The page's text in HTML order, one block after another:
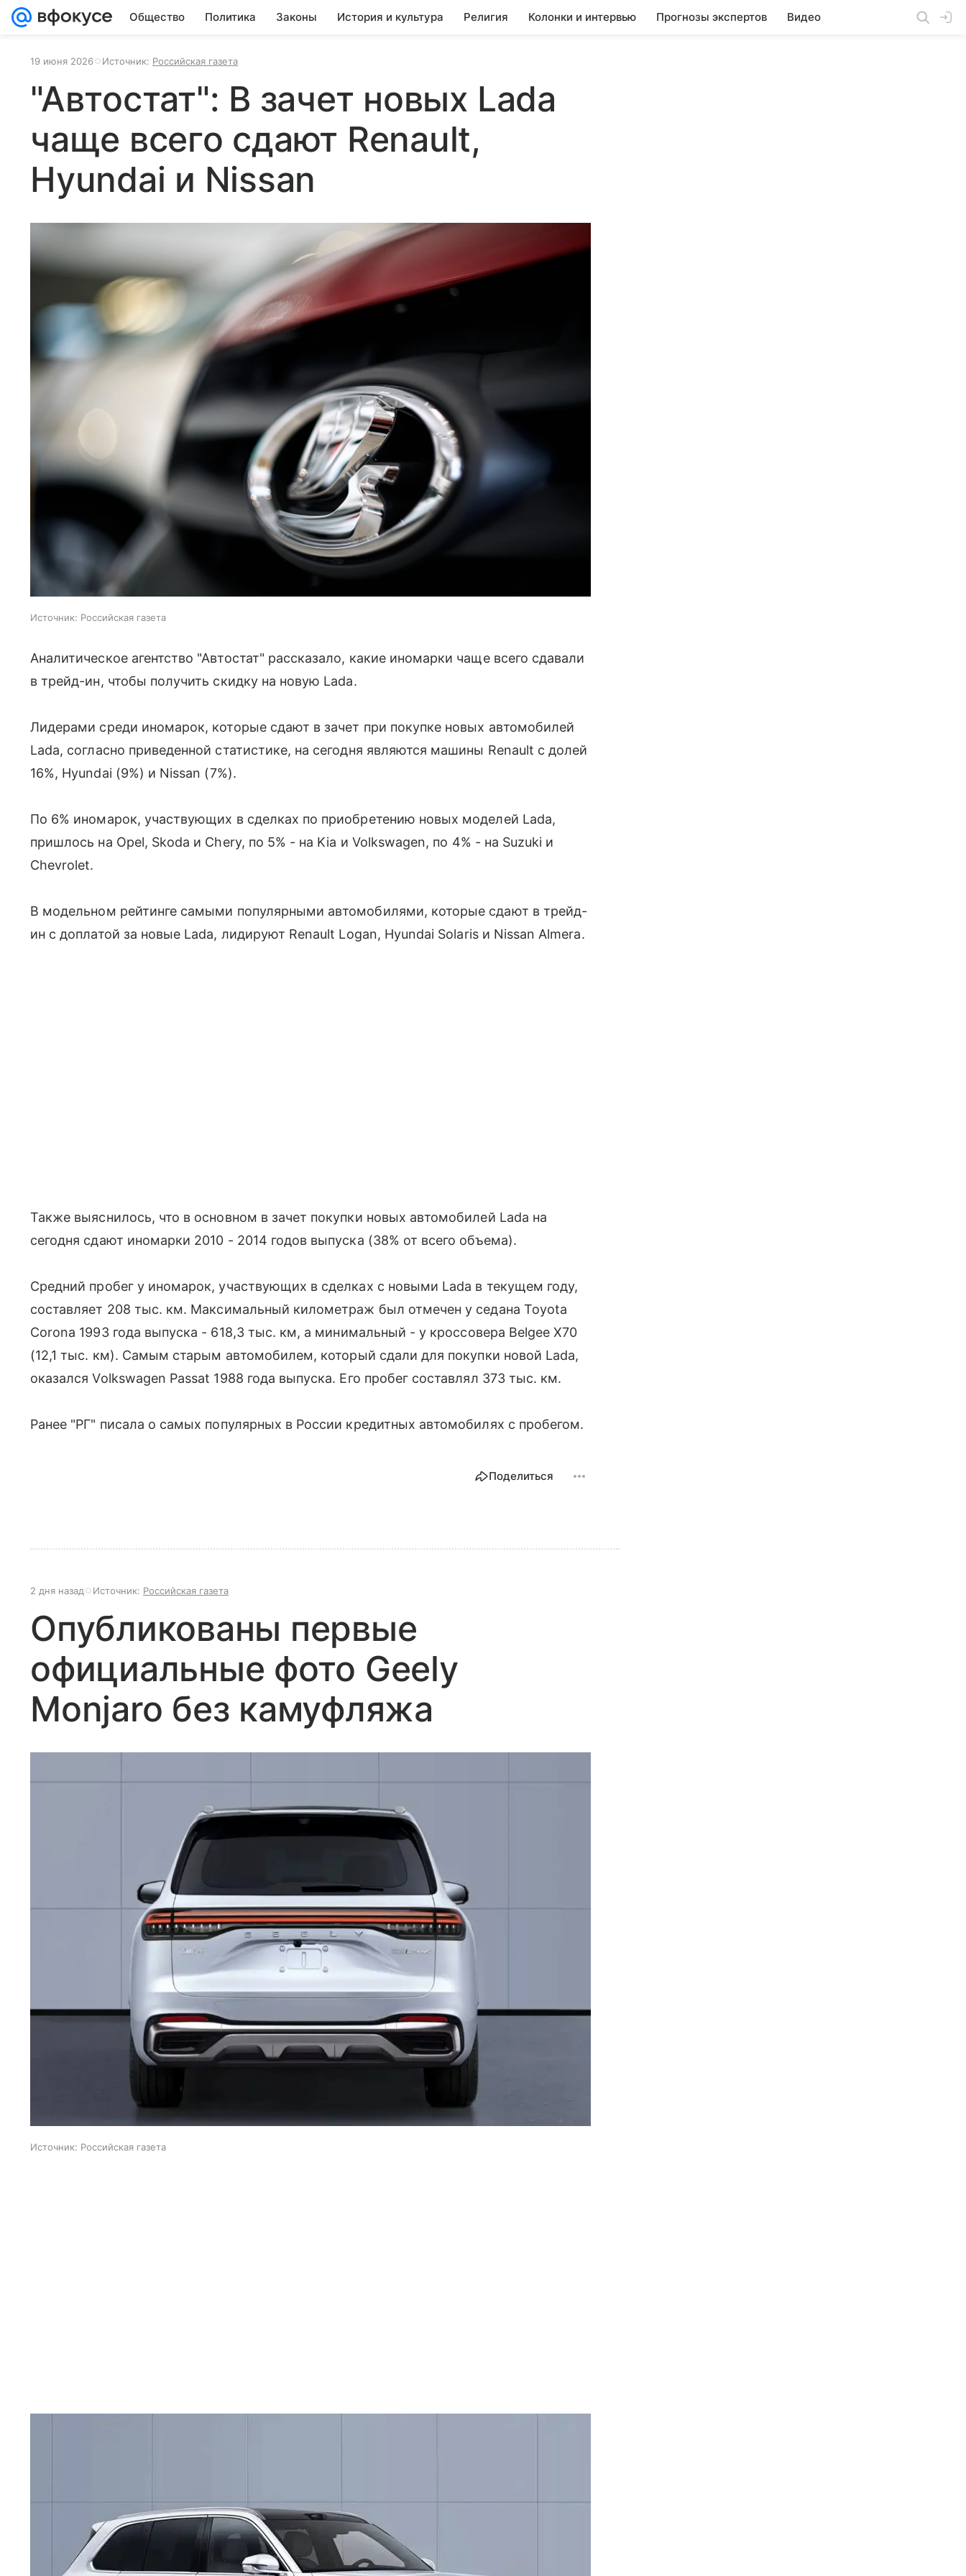
Общество Политика Законы История и культура Религия Колонки и интервью Прогнозы экспертов Видео
19 июня 2026 Источник: Российская газета
"Автостат": В зачет новых Lada
чаще всего сдают Renault,
Hyundai и Nissan
Источник: Российская газета
Аналитическое агентство "Автостат" рассказало, какие иномарки чаще всего сдавали
в трейд-ин, чтобы получить скидку на новую Lada.
Лидерами среди иномарок, которые сдают в зачет при покупке новых автомобилей
Lada, согласно приведенной статистике, на сегодня являются машины Renault с долей
16%, Hyundai (9%) и Nissan (7%).
По 6% иномарок, участвующих в сделках по приобретению новых моделей Lada,
пришлось на Opel, Skoda и Chery, по 5% - на Kia и Volkswagen, по 4% - на Suzuki и
Chevrolet.
В модельном рейтинге самыми популярными автомобилями, которые сдают в трейд-
ин с доплатой за новые Lada, лидируют Renault Logan, Hyundai Solaris и Nissan Almera.
Также выяснилось, что в основном в зачет покупки новых автомобилей Lada на
сегодня сдают иномарки 2010 - 2014 годов выпуска (38% от всего объема).
Средний пробег у иномарок, участвующих в сделках с новыми Lada в текущем году,
составляет 208 тыс. км. Максимальный километраж был отмечен у седана Toyota
Corona 1993 года выпуска - 618,3 тыс. км, а минимальный - у кроссовера Belgee X70
(12,1 тыс. км). Самым старым автомобилем, который сдали для покупки новой Lada,
оказался Volkswagen Passat 1988 года выпуска. Его пробег составлял 373 тыс. км.
Ранее "РГ" писала о самых популярных в России кредитных автомобилях с пробегом.
Поделиться
2 дня назад Источник: Российская газета
Опубликованы первые
официальные фото Geely
Monjaro без камуфляжа
Источник: Российская газета